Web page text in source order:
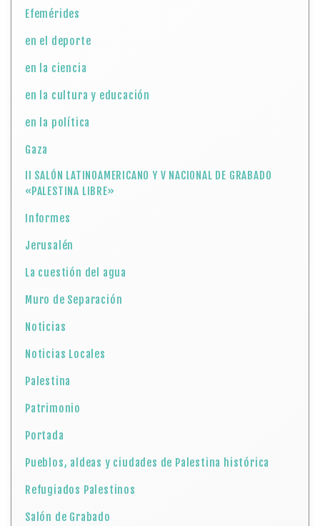
Efemérides
en el deporte
en la ciencia
en la cultura y educación
en la política
Gaza
II SALÓN LATINOAMERICANO Y V NACIONAL DE GRABADO
«PALESTINA LIBRE»
Informes
Jerusalén
La cuestión del agua
Muro de Separación
Noticias
Noticias Locales
Palestina
Patrimonio
Portada
Pueblos, aldeas y ciudades de Palestina histórica
Refugiados Palestinos
Salón de Grabado